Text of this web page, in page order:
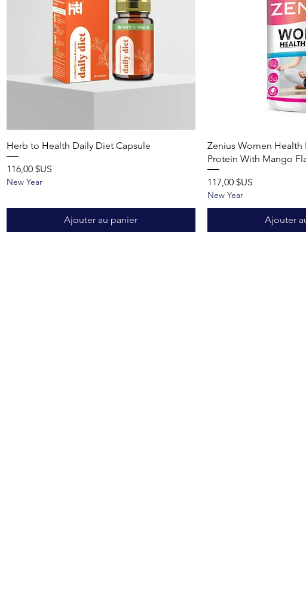
Aperçu rapide
Herb to Health Daily Diet Capsule
Prix
116,00 $US
New Year
Ajouter au panier
Aperçu
Zenius Women Health
Protein With Mango
Prix
117,00 $US
New Year
Ajouter